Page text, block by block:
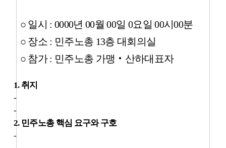
○ 일시 : 0000년00월00일 0요일00시00분
○ 장소 : 민주노총 13층 대회의실
○ 참가: 민주노총 가맹 ‧ 산하대표자
1. 취지
-
-
2. 민주노총 핵심 요구와 구호
-